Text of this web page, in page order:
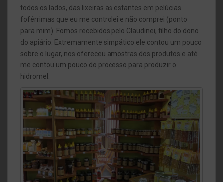
todos os lados, das lixeiras as estantes em pelúcias
foférrimas que eu me controlei e não comprei (ponto
para mim). Fomos recebidos pelo Claudinei, filho do dono
do apiário. Extremamente simpático ele contou um pouco
sobre o lugar, nos ofereceu amostras dos produtos e até
me contou um pouco do processo para produzir o
hidromel.